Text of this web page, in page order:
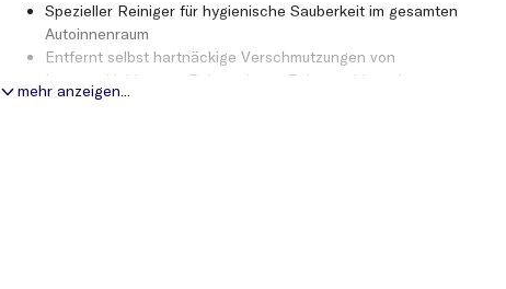
Spezieller Reiniger für hygienische Sauberkeit im gesamten
Autoinnenraum
Entfernt selbst hartnäckige Verschmutzungen von
Innenverkleidungen, Polstersitzen, Fahrzeughimmel usw.
Der enthaltene Geruchsvernichter neutralisiert unangenehme
mehr anzeigen...